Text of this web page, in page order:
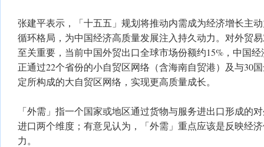
张建平表示，「十五五」规划将推动内需成为经济增长主
循环格局，为中国经济高质量发展注入持久动力。对外贸
至关重要，当前中国外贸出口全球市场份额约15%，中国
正通过22个省份的小自贸区网络（含海南自贸港）及与30
定所构成的大自贸区网络，实现更高质量成长。
「外需」指一个国家或地区通过货物与服务进出口形成的
进口两个维度；有意见认为，「外需」重点应该是反映经
力。